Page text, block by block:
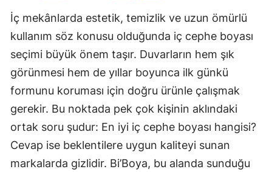
İç mekânlarda estetik, temizlik ve uzun ömürlü
kullanım söz konusu olduğunda iç cephe boyası
seçimi büyük önem taşır. Duvarların hem şık
görünmesi hem de yıllar boyunca ilk günkü
formunu koruması için doğru ürünle çalışmak
gerekir. Bu noktada pek çok kişinin aklındaki
ortak soru şudur: En iyi iç cephe boyası hangisi?
Cevap ise beklentilere uygun kaliteyi sunan
markalarda gizlidir. Bi’Boya, bu alanda sunduğu